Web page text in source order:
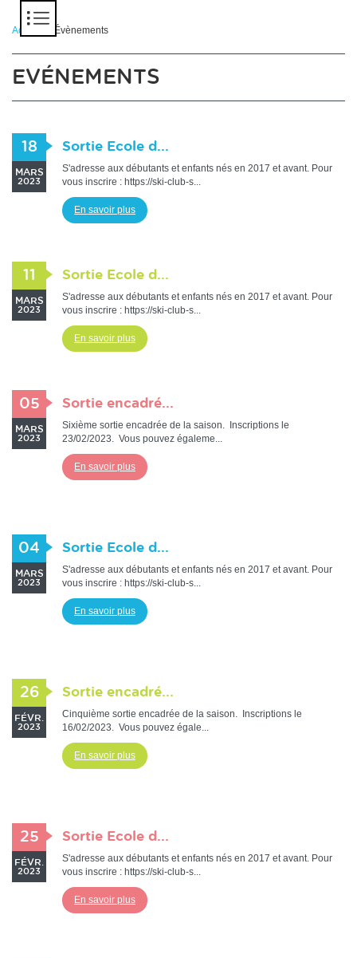
Accueil > Évènements
EVÉNEMENTS
18
MARS
2023
Sortie Ecole d...
S'adresse aux débutants et enfants nés en 2017 et avant. Pour
vous inscrire : https://ski-club-s...
En savoir plus
11
MARS
2023
Sortie Ecole d...
S'adresse aux débutants et enfants nés en 2017 et avant. Pour
vous inscrire : https://ski-club-s...
En savoir plus
05
MARS
2023
Sortie encadré...
Sixième sortie encadrée de la saison. Inscriptions le
23/02/2023. Vous pouvez égaleme...
En savoir plus
04
MARS
2023
Sortie Ecole d...
S'adresse aux débutants et enfants nés en 2017 et avant. Pour
vous inscrire : https://ski-club-s...
En savoir plus
26
FÉVR.
2023
Sortie encadré...
Cinquième sortie encadrée de la saison. Inscriptions le
16/02/2023. Vous pouvez égale...
En savoir plus
25
FÉVR.
2023
Sortie Ecole d...
S'adresse aux débutants et enfants nés en 2017 et avant. Pour
vous inscrire : https://ski-club-s...
En savoir plus